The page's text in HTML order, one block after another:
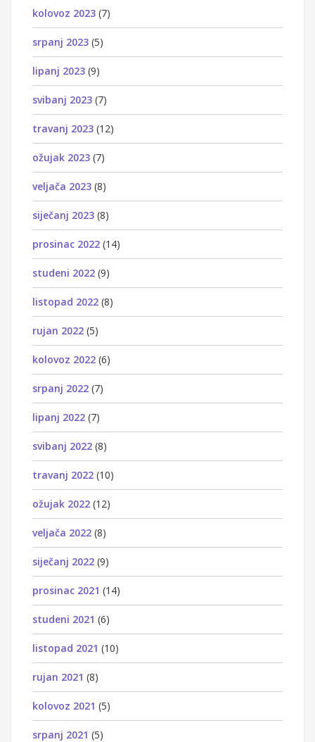
kolovoz 2023 (7)
srpanj 2023 (5)
lipanj 2023 (9)
svibanj 2023 (7)
travanj 2023 (12)
ožujak 2023 (7)
veljača 2023 (8)
siječanj 2023 (8)
prosinac 2022 (14)
studeni 2022 (9)
listopad 2022 (8)
rujan 2022 (5)
kolovoz 2022 (6)
srpanj 2022 (7)
lipanj 2022 (7)
svibanj 2022 (8)
travanj 2022 (10)
ožujak 2022 (12)
veljača 2022 (8)
siječanj 2022 (9)
prosinac 2021 (14)
studeni 2021 (6)
listopad 2021 (10)
rujan 2021 (8)
kolovoz 2021 (5)
srpanj 2021 (5)